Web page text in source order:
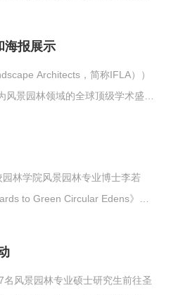
海报展示
Architects，简称IFLA））
风景园林领域的全球顶级学术盛
林学院风景园林专业博士李若
to Green Circular Edens》荣
风景园林专业硕士研究生前往圣